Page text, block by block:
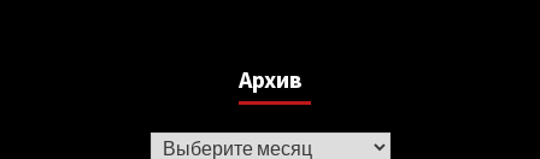
Архив
Архив